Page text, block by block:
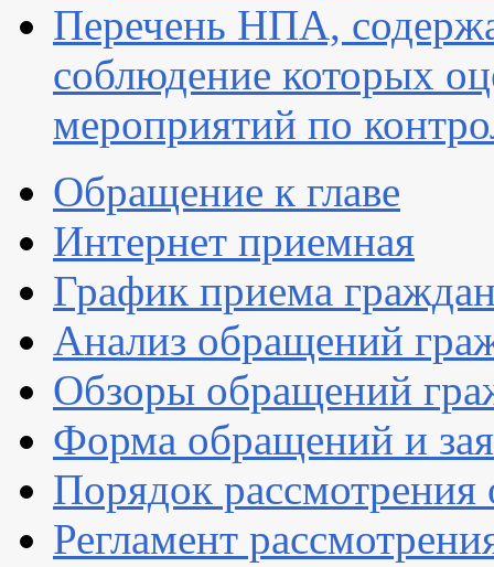
Перечень НПА,
соблюдение которых
мероприятий по
Обращение к главе
Интернет приемная
График приема
Анализ обращений
Обзоры обращений
Форма обращений и
Порядок
Регламент